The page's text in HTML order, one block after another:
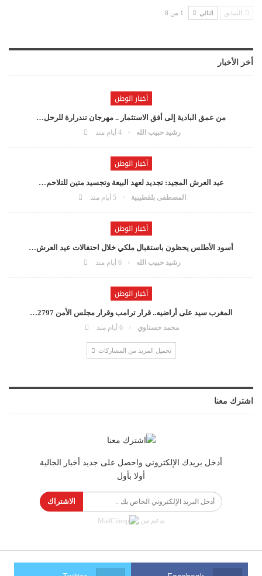
السابق التالي 1 من 8
أخر الأخبار
أخبار الوطن
من عمق البادية إلى أفق الاستثمار .. مهرجان تندرارة للرحل…
رشيد حبيب الله 4 أيام منذ
أخبار الوطن
عيد العرش المجيد: تجديد لعهد البيعة وتجسيد متين للتلاحم…
المصطفى بلقطيبية 5 أيام منذ
أخبار الوطن
أسود الأطلس يحظون باستقبال ملكي خلال احتفالات عيد العرش…
رشيد حبيب الله 6 أيام منذ
أخبار الوطن
المغرب سيد على أراضيه.. قرار ترامب وقرار مجلس الأمن 2797…
محمد حسناوي 6 أيام منذ
تحميل المزيد من المشاركات
اشترك معنا
أدخل بريدك الإلكتروني واحصل على جديد أخبار الجالية
أولا بأول
الاشتراك
بدعم من